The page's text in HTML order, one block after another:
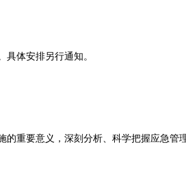
体安排另行通知。
要意义，深刻分析、科学把握应急管